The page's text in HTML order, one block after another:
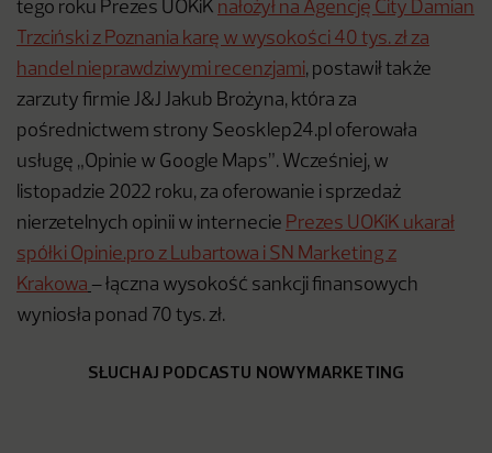
tego roku Prezes UOKiK nałożył na Agencję City Damian
Trzciński z Poznania karę w wysokości 40 tys. zł za
handel nieprawdziwymi recenzjami, postawił także
zarzuty firmie J&J Jakub Brożyna, która za
pośrednictwem strony Seosklep24.pl oferowała
usługę „Opinie w Google Maps”. Wcześniej, w
listopadzie 2022 roku, za oferowanie i sprzedaż
nierzetelnych opinii w internecie Prezes UOKiK ukarał
spółki Opinie.pro z Lubartowa i SN Marketing z
Krakowa – łączna wysokość sankcji finansowych
wyniosła ponad 70 tys. zł.
SŁUCHAJ PODCASTU NOWYMARKETING